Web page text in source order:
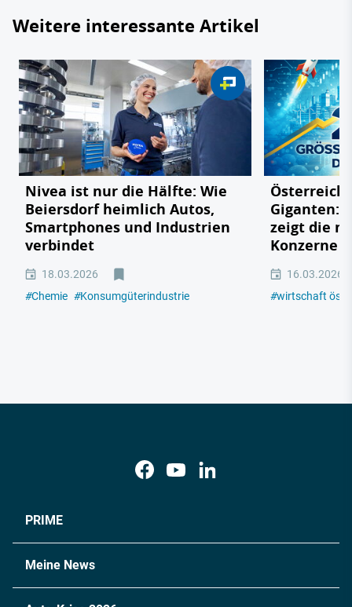
Weitere interessante Artikel
Nivea ist nur die Hälfte: Wie
Beiersdorf heimlich Autos,
Smartphones und Industrien
verbindet
18.03.2026
#Chemie #Konsumgüterindustrie
Giganten:
zeigt die
Konzerne
16.03.2026
#wirtschaft
PRIME
Meine News